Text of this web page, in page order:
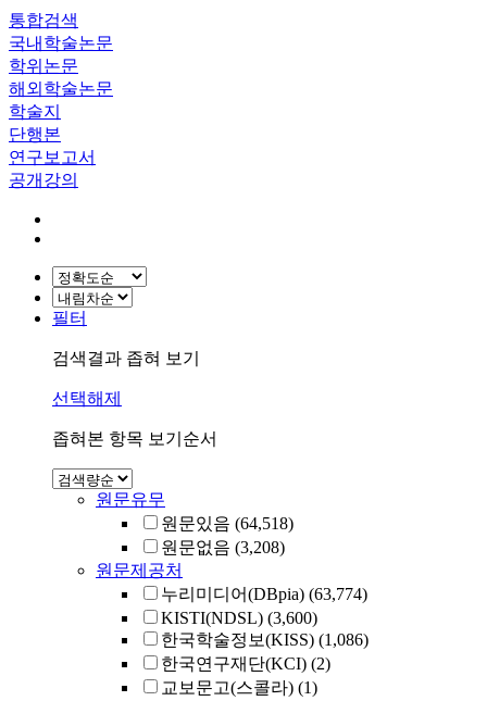
통합검색
국내학술논문
학위논문
해외학술논문
학술지
단행본
연구보고서
공개강의
필터
검색결과 좁혀 보기
선택해제
좁혀본 항목 보기순서
원문유무
원문있음 (64,518)
원문없음 (3,208)
원문제공처
누리미디어(DBpia) (63,774)
KISTI(NDSL) (3,600)
한국학술정보(KISS) (1,086)
한국연구재단(KCI) (2)
교보문고(스콜라) (1)